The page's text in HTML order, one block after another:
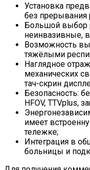
Установка
без прерывания
Большой выбор
неинвазивные,
Возможность
тяжёлыми
Наглядное
механических
тач-скрин
Безопасность:
HFOV, TTVplus,
имеет
тележке;
Интеграция в
больницы и